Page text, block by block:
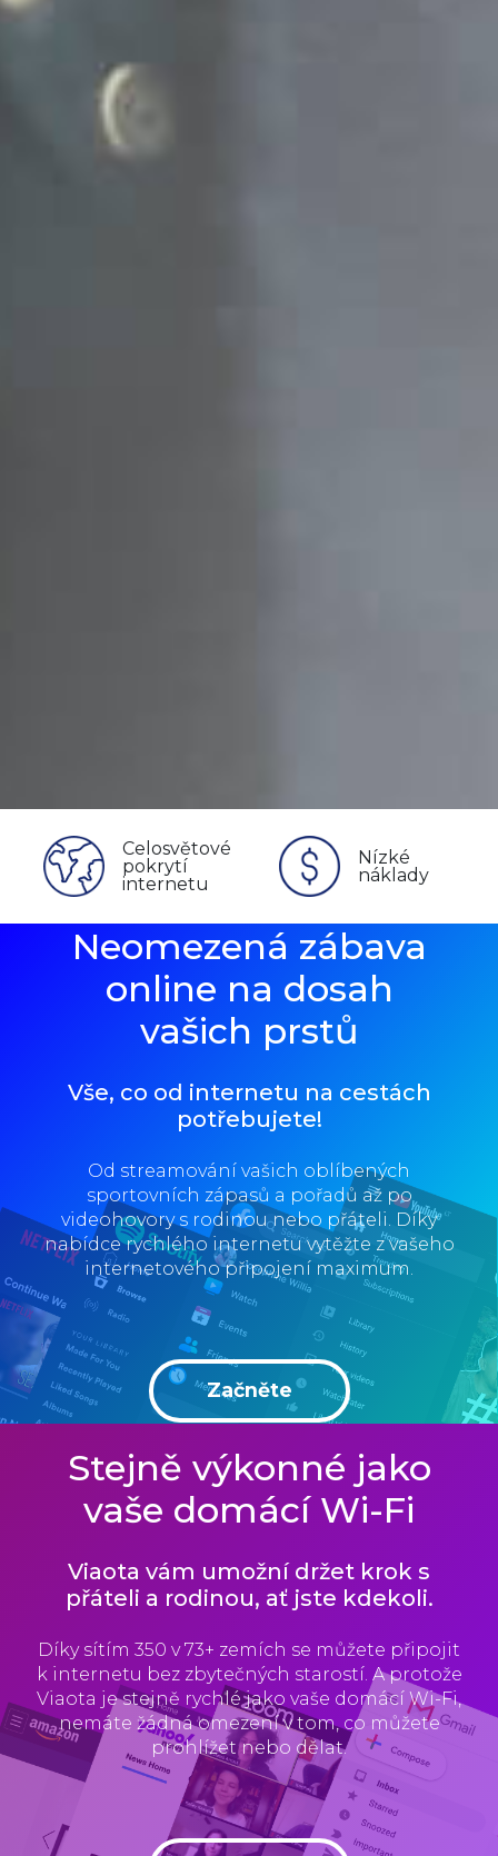
Celosvětové
pokrytí
internetu
Nízké
náklady
Neomezená zábava
online na dosah
vašich prstů
Vše, co od internetu na cestách
potřebujete!
Od streamování vašich oblíbených
sportovních zápasů a pořadů až po
videohovory s rodinou nebo přáteli. Díky
nabídce rychlého internetu vytěžte z vašeho
internetového připojení maximum.
Začněte
Stejně výkonné jako
vaše domácí Wi-Fi
Viaota vám umožní držet krok s
přáteli a rodinou, ať jste kdekoli.
Díky sítím 350 v 73+ zemích se můžete připojit
k internetu bez zbytečných starostí. A protože
Viaota je stejně rychlé jako vaše domácí Wi-Fi,
nemáte žádná omezení v tom, co můžete
prohlížet nebo dělat.